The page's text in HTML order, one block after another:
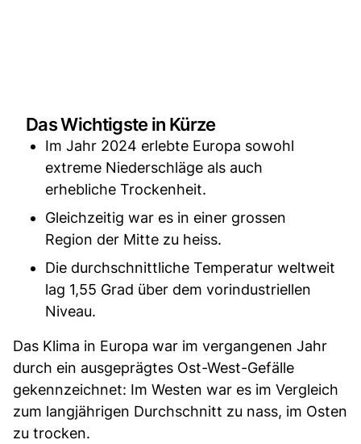
Das Wichtigste in Kürze
Im Jahr 2024 erlebte Europa sowohl
extreme Niederschläge als auch
erhebliche Trockenheit.
Gleichzeitig war es in einer grossen
Region der Mitte zu heiss.
Die durchschnittliche Temperatur weltweit
lag 1,55 Grad über dem vorindustriellen
Niveau.
Das Klima in Europa war im vergangenen Jahr
durch ein ausgeprägtes Ost-West-Gefälle
gekennzeichnet: Im Westen war es im Vergleich
zum langjährigen Durchschnitt zu nass, im Osten
zu trocken.